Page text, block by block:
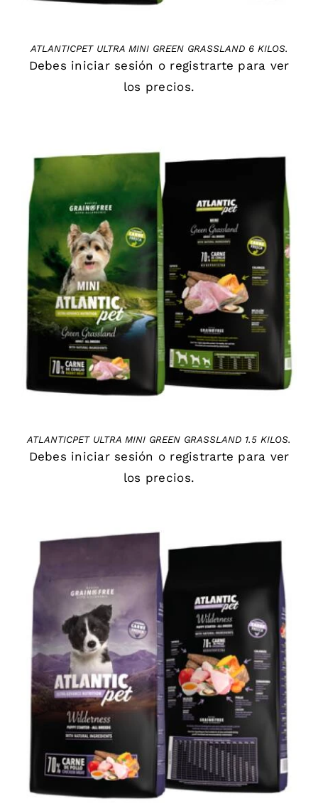
ATLANTICPET ULTRA MINI GREEN GRASSLAND 6 KILOS.
Debes iniciar sesión o registrarte para ver
los precios.
DETAILS
ATLANTICPET ULTRA MINI GREEN GRASSLAND 1.5 KILOS.
Debes iniciar sesión o registrarte para ver
los precios.
DETAILS